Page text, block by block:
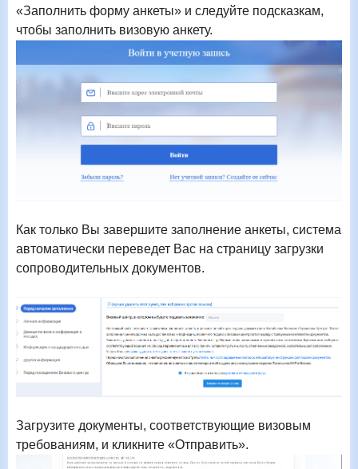
«Заполнить форму анкеты» и следуйте подсказкам,
чтобы заполнить визовую анкету.
Как только Вы завершите заполнение анкеты, система
автоматически переведет Вас на страницу загрузки
сопроводительных документов.
Загрузите документы, соответствующие визовым
требованиям, и кликните «Отправить».